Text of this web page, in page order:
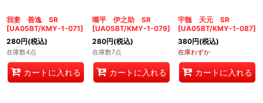
我妻 善逸 SR
[UA05BT/KMY-1-071]
280円(税込)
在庫数4点
カートに入れる
嘴平 伊之助 SR
[UA05BT/KMY-1-079]
280円(税込)
在庫数7点
カートに入れる
宇髄 天元 SR
[UA05BT/KMY-1-087]
380円(税込)
在庫わずか
カートに入れる